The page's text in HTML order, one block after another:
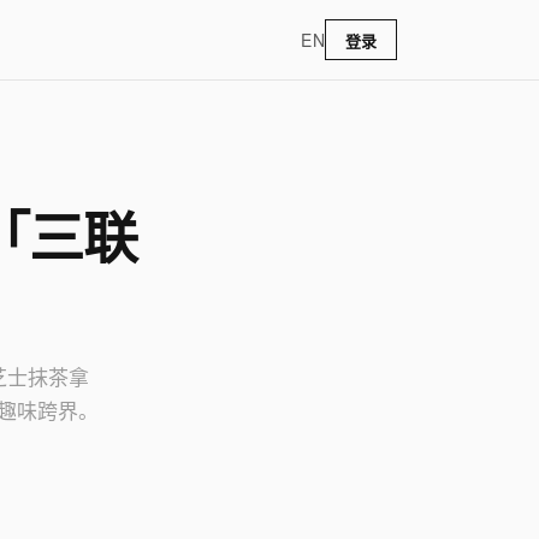
EN 登录
三联
士抹茶拿
味跨界。